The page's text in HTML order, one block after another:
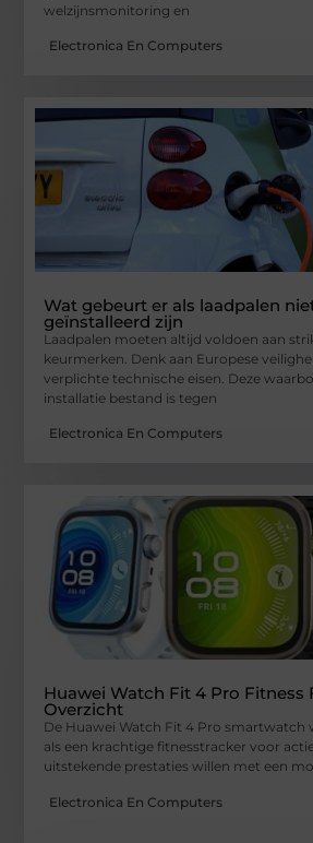
welzijnsmonitoring en
Electronica En Computers
Wat gebeurt er als laadpalen
geïnstalleerd zijn
Laadpalen moeten altijd voldoen aan
keurmerken. Denk aan Europese
verplichte technische eisen. Deze
installatie bestand is tegen
Electronica En Computers
Huawei Watch Fit 4 Pro Fitness
Overzicht
De Huawei Watch Fit 4 Pro
als een krachtige fitnesstracker voor
uitstekende prestaties willen met een
Electronica En Computers